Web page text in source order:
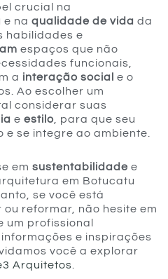
crucial na
e naqualidade de vida da
habilidades e
espaços que não
funcionais,
a interação social e o
Ao escolher um
considerar suas
eestilo , para que seu
se integre ao ambiente.
emsustentabilidade e
em Botucatu
se você está
reformar, não hesite em
um profissional
e inspirações
você a explorar
Arquitetos